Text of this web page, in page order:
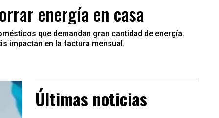
energía en casa
que demandan gran cantidad de energía.
impactan en la factura mensual.
Últimas noticias